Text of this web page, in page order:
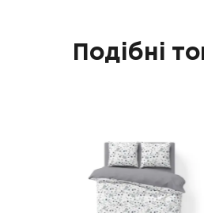
Подібні